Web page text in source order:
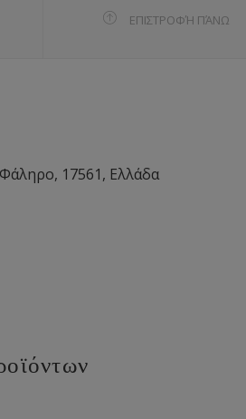
ΕΠΙΣΤΡΟΦΉ ΠΆΝΩ
17561, Ελλάδα